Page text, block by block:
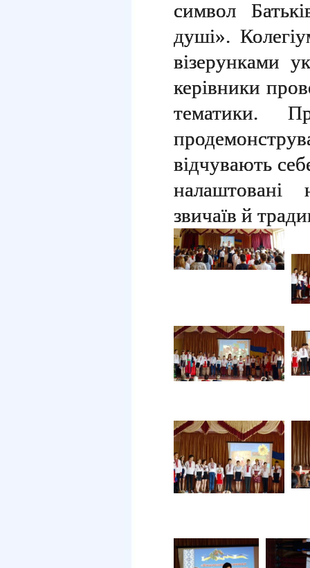
символ
душі».
візерунками
керівники
тематики.
відчувають
налаштовані
звичаїв й